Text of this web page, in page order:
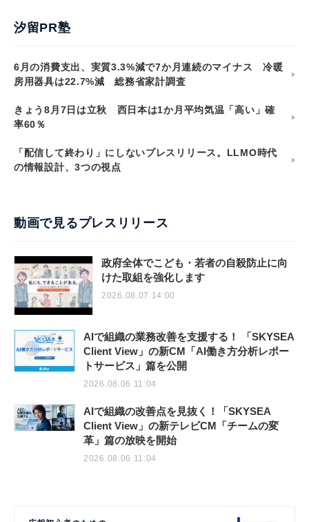
汐留PR塾
6月の消費支出、実質3.3%減で7か月連続のマイナス 冷暖
房用器具は22.7%減 総務省家計調査
きょう8月7日は立秋 西日本は1か月平均気温「高い」確
率60％
「配信して終わり」にしないプレスリリース。LLMO時代
の情報設計、3つの視点
動画で見るプレスリリース
政府全体でこども・若者の自殺防止に向
けた取組を強化します
2026.08.07 14:00
AIで組織の業務改善を支援する！ 「SKYSEA
Client View」の新CM「AI働き方分析レポー
トサービス」篇を公開
2026.08.06 11:04
AIで組織の改善点を見抜く！「SKYSEA
Client View」の新テレビCM「チームの変
革」篇の放映を開始
2026.08.06 11:04